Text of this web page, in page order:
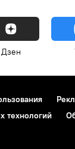
Дзен
технологий